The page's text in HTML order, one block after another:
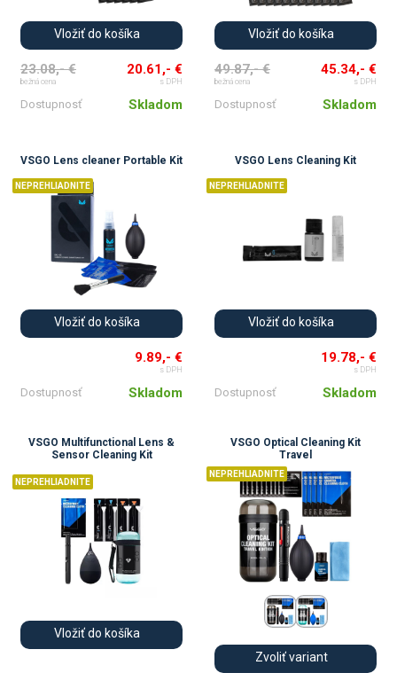
Vložiť do košíka
23.08,- €
bežná cena
20.61,- €
s DPH
Dostupnosť Skladom
Vložiť do košíka
49.87,- €
bežná cena
45.34,- €
s DPH
Dostupnosť Skladom
VSGO Lens cleaner Portable Kit
NEPREHLIADNITE
Vložiť do košíka
9.89,- €
s DPH
Dostupnosť Skladom
VSGO Lens Cleaning Kit
NEPREHLIADNITE
Vložiť do košíka
19.78,- €
s DPH
Dostupnosť Skladom
VSGO Multifunctional Lens &
Sensor Cleaning Kit
NEPREHLIADNITE
Vložiť do košíka
VSGO Optical Cleaning Kit
Travel
NEPREHLIADNITE
Zvoliť variant